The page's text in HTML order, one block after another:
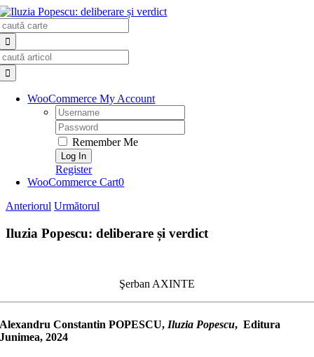
Skip
to
content
WooCommerce My Account
Username:
Password:
Remember Me
Register
WooCommerce Cart0
Anteriorul Următorul
Iluzia Popescu: deliberare și verdict
Şerban AXINTE
Alexandru Constantin POPESCU, Iluzia Popescu, Editura
Junimea, 2024